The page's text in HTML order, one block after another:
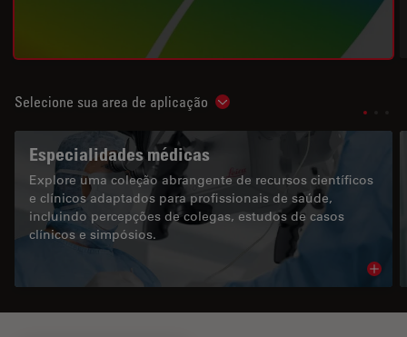
Selecione sua area de aplicação Show subnavigation
Especialidades médicas
Explore uma coleção abrangente de recursos científicos
e clínicos adaptados para profissionais de saúde,
incluindo percepções de colegas, estudos de casos
clínicos e simpósios.